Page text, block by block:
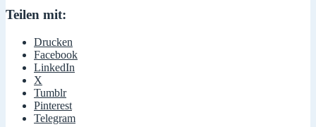
Teilen mit:
Drucken
Facebook
LinkedIn
X
Tumblr
Pinterest
Telegram